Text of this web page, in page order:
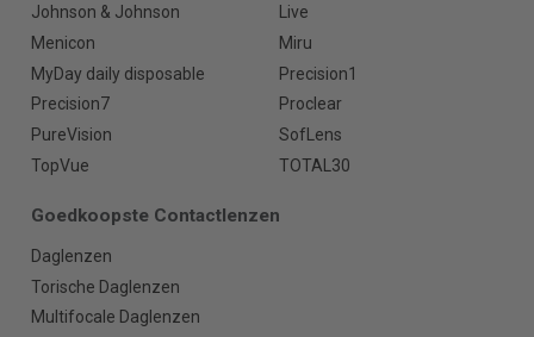
Johnson & Johnson
Live
Menicon
Miru
MyDay daily disposable
Precision1
Precision7
Proclear
PureVision
SofLens
TopVue
TOTAL30
Goedkoopste Contactlenzen
Daglenzen
Torische Daglenzen
Multifocale Daglenzen